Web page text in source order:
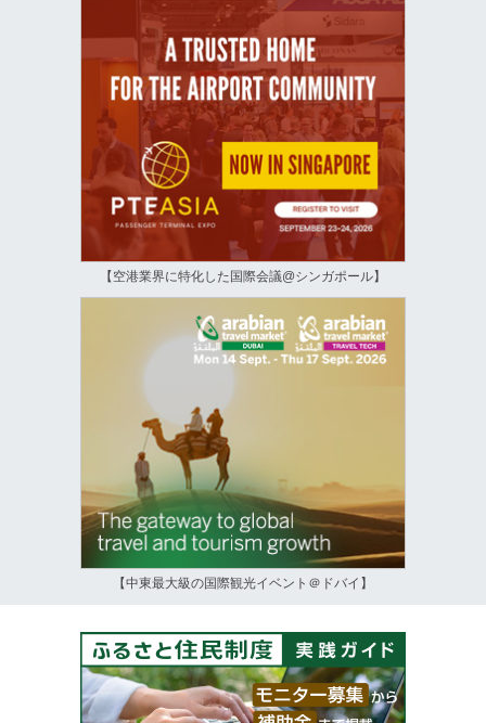
【空港業界に特化した国際会議@シンガポール】
【中東最大級の国際観光イベント＠ドバイ】